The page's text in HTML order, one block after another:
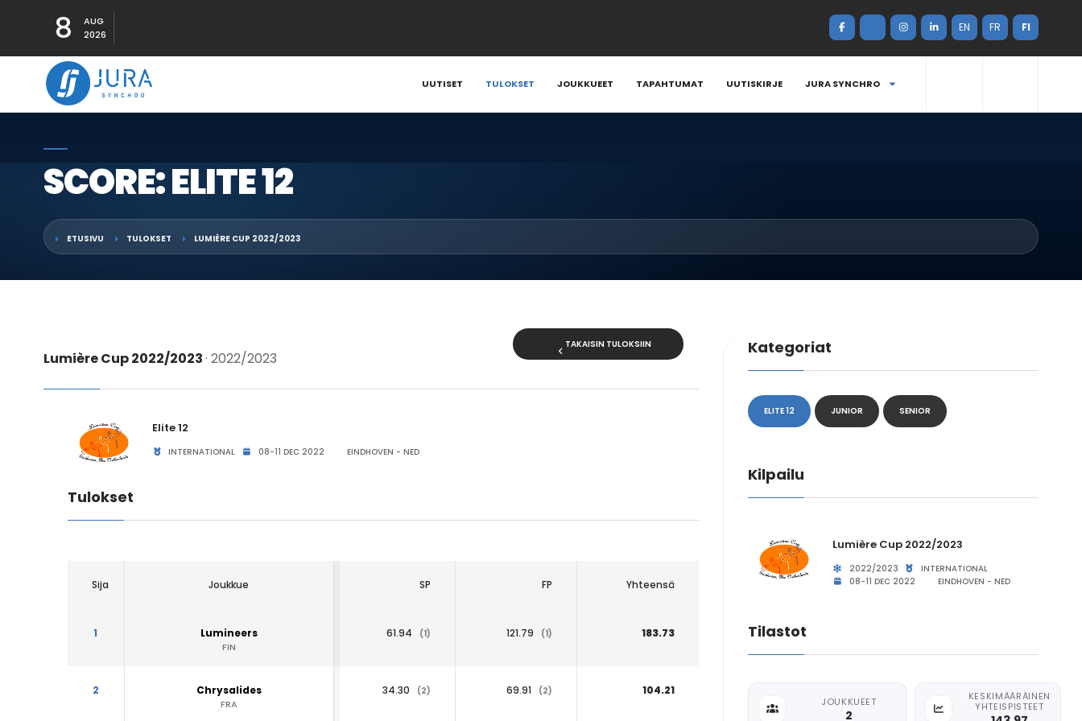
8
AUG
2026
EN FR FI
UUTISET TULOKSET JOUKKUEET TAPAHTUMAT UUTISKIRJE JURA SYNCHRO
SCORE: ELITE 12
ETUSIVU TULOKSET LUMIÈRE CUP 2022/2023
Lumière Cup 2022/2023· 2022/2023
TAKAISIN TULOKSIIN
Elite 12
INTERNATIONAL 08-11 DEC 2022 EINDHOVEN - NED
Tulokset
Sija Joukkue SP FP Yhteensä
1 Lumineers
FIN
61.94 (1) 121.79 (1) 183.73
2 Chrysalides
FRA
34.30 (2) 69.91 (2) 104.21
Kategoriat
ELITE 12 JUNIOR SENIOR
Kilpailu
Lumière Cup 2022/2023
2022/2023
INTERNATIONAL
08-11 DEC 2022
EINDHOVEN - NED
Tilastot
JOUKKUEET
2
KESKIMÄÄRÄINEN
YHTEISPISTEET